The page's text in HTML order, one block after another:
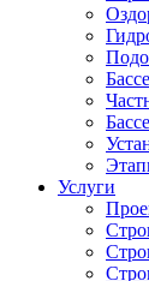
Услуги